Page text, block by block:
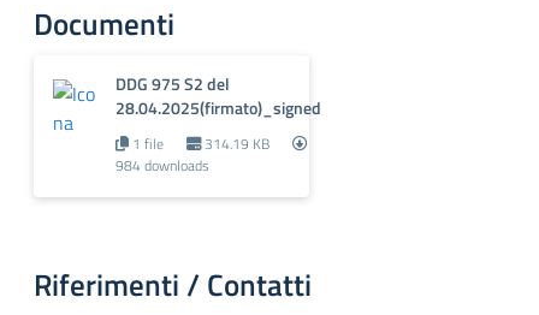
Documenti
DDG 975 S2 del
28.04.2025(firmato)_signed
1 file
314.19 KB
984 downloads
Riferimenti / Contatti